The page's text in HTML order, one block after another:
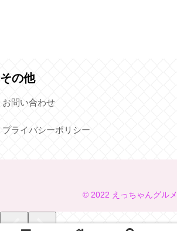
その他
お問い合わせ
プライバシーポリシー
© 2022 えっちゃんグルメ.